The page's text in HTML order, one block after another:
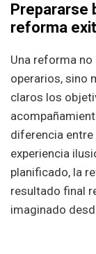
Prepararse
reforma
Una reforma no
operarios, sino
claros los
diferencia entre
experiencia
planificado, la
resultado final
imaginado